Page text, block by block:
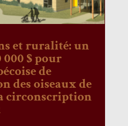
et ruralité: un
000 $ pour
de
des oiseaux de
circonscription